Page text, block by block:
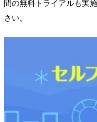
間の無料トライアルも実
さい。